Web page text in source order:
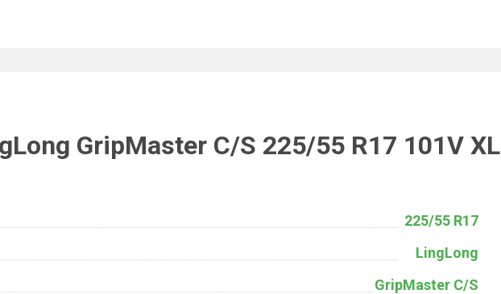
GripMaster C/S 225/55 R17 101V XL
225/55 R17
LingLong
GripMaster C/S